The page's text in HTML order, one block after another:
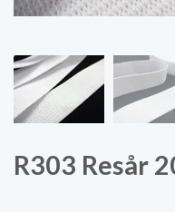
R303 Resår